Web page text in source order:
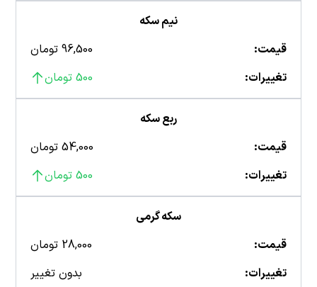
نیم سکه
قیمت:
96,500 تومان
تغییرات:
500 تومان
ربع سکه
قیمت:
54,000 تومان
تغییرات:
500 تومان
سکه گرمی
قیمت:
28,000 تومان
تغییرات:
بدون تغییر